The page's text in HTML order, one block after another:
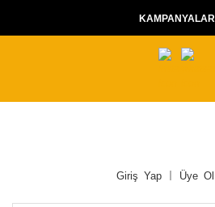
KAMPANYALAR
Giriş Yap Üye Ol